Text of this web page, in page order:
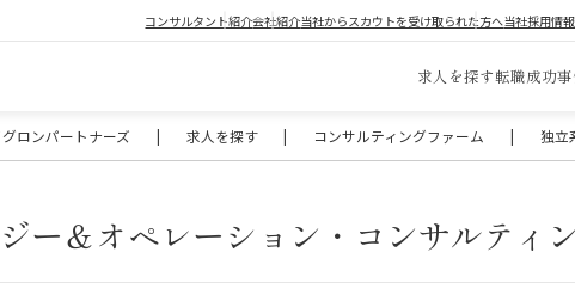
コンサルタント紹介会社紹介当社からスカウトを受け取られた方へ当社採用情
求人を探す転職成功
ロンパートナーズ | 求人を探す | コンサルティングファーム | 独立
ー＆オペレーション・コンサルティ